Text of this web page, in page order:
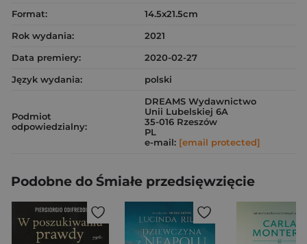
Format:
14.5x21.5cm
Rok wydania:
2021
Data premiery:
2020-02-27
Język wydania:
polski
Podmiot
odpowiedzialny:
DREAMS Wydawnictwo
Unii Lubelskiej 6A
35-016 Rzeszów
PL
e-mail: [email protected]
Podobne do Śmiałe przedsięwzięcie